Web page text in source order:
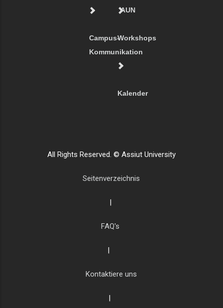
Campus-
Kommunikation
AUN
Workshops
Kalender
All Rights Reserved. © Assiut University
Seitenverzeichnis
|
FAQ's
|
Kontaktiere uns
|